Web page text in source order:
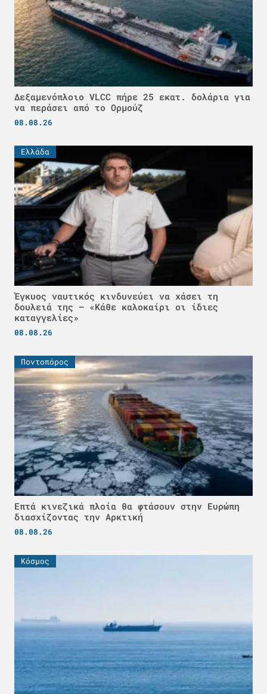
Δεξαμενόπλοιο VLCC πήρε 25 εκατ. δολάρια για
να περάσει από το Ορμούζ
08.08.26
Ελλάδα
Έγκυος ναυτικός κινδυνεύει να χάσει τη
δουλειά της – «Κάθε καλοκαίρι οι ίδιες
καταγγελίες»
08.08.26
Ποντοπόρος
Επτά κινεζικά πλοία θα φτάσουν στην Ευρώπη
διασχίζοντας την Αρκτική
08.08.26
Κόσμος